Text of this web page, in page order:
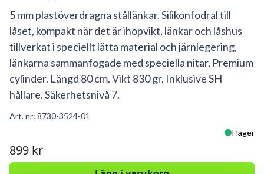
5 mm plastöverdragna stållänkar. Silikonfodral till
låset, kompakt när det är ihopvikt, länkar och låshus
tillverkat i speciellt lätta material och järnlegering,
länkarna sammanfogade med speciella nitar, Premium
cylinder. Längd 80 cm. Vikt 830 gr. Inklusive SH
hållare. Säkerhetsnivå 7.
Art. nr: 8730-3524-01
I lager
899 kr